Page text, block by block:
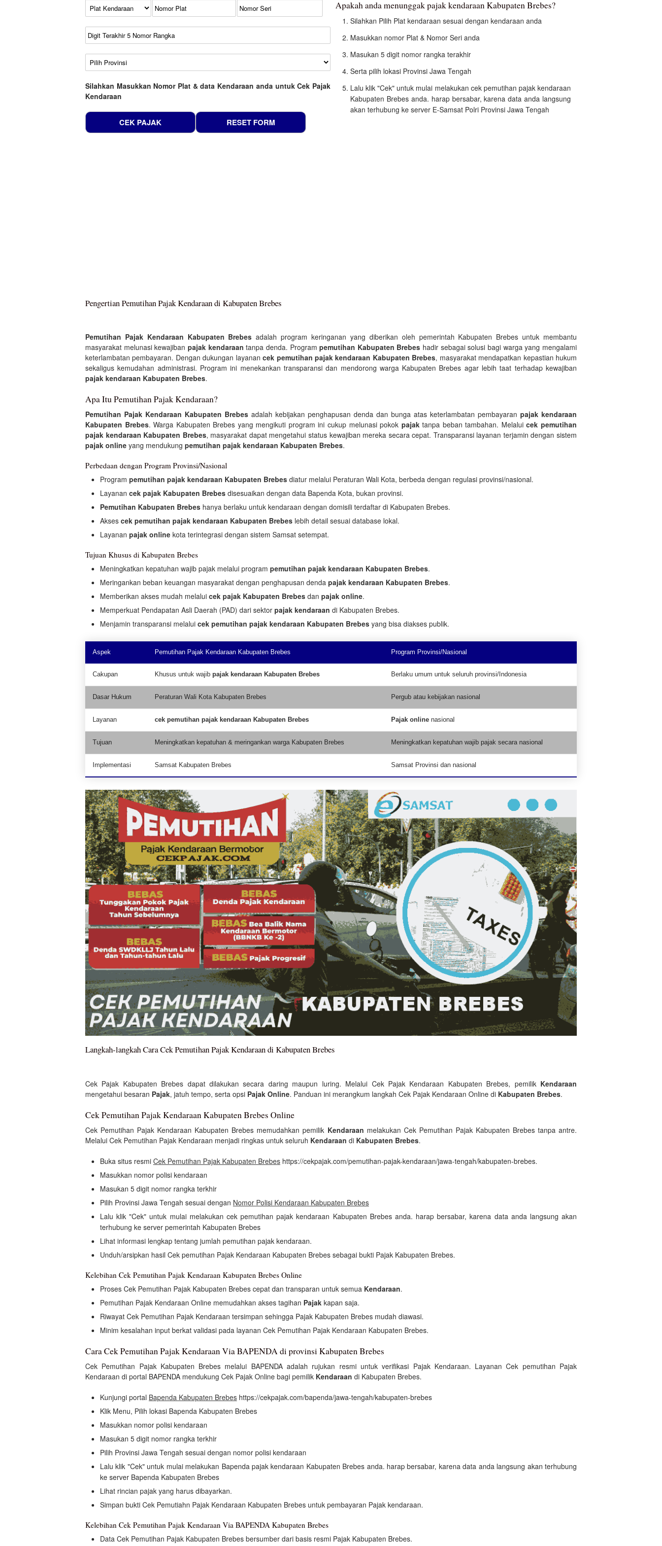
Kode Plat Kendaraan
No Plat
No Seri
No Rangka
Wilayah
Silahkan Masukkan Nomor Plat & data Kendaraan anda untuk Cek Pajak
Kendaraan
Apakah anda menunggak pajak kendaraan Kabupaten Brebes?
Silahkan Pilih Plat kendaraan sesuai dengan kendaraan anda
Masukkan nomor Plat & Nomor Seri anda
Masukan 5 digit nomor rangka terakhir
Serta pilih lokasi Provinsi Jawa Tengah
Lalu klik "Cek" untuk mulai melakukan cek pemutihan pajak kendaraan
Kabupaten Brebes anda. harap bersabar, karena data anda langsung
akan terhubung ke server E-Samsat Polri Provinsi Jawa Tengah
Pengertian Pemutihan Pajak Kendaraan di Kabupaten Brebes
Pemutihan Pajak Kendaraan Kabupaten Brebes adalah program keringanan yang diberikan oleh pemerintah Kabupaten Brebes untuk membantu
masyarakat melunasi kewajiban pajak kendaraan tanpa denda. Programpemutihan Kabupaten Brebes hadir sebagai solusi bagi warga yang mengalami
keterlambatan pembayaran. Dengan dukungan layanancek pemutihan pajak kendaraan Kabupaten Brebes, masyarakat mendapatkan kepastian hukum
sekaligus kemudahan administrasi. Program ini menekankan transparansi dan mendorong warga Kabupaten Brebes agar lebih taat terhadap kewajiban
pajak kendaraan Kabupaten Brebes.
Apa Itu Pemutihan Pajak Kendaraan?
Pemutihan Pajak Kendaraan Kabupaten Brebes adalah kebijakan penghapusan denda dan bunga atas keterlambatan pembayaran pajak kendaraan
Kabupaten Brebes. Warga Kabupaten Brebes yang mengikuti program ini cukup melunasi pokok pajaktanpa beban tambahan. Melaluicek pemutihan
pajak kendaraan Kabupaten Brebes, masyarakat dapat mengetahui status kewajiban mereka secara cepat. Transparansi layanan terjamin dengan sistem
pajak online yang mendukung pemutihan pajak kendaraan Kabupaten Brebes.
Perbedaan dengan Program Provinsi/Nasional
Program pemutihan pajak kendaraan Kabupaten Brebes diatur melalui Peraturan Wali Kota, berbeda dengan regulasi provinsi/nasional.
Layanan cek pajak Kabupaten Brebes disesuaikan dengan data Bapenda Kota, bukan provinsi.
Pemutihan Kabupaten Brebes hanya berlaku untuk kendaraan dengan domisili terdaftar di Kabupaten Brebes.
Akses cek pemutihan pajak kendaraan Kabupaten Brebes lebih detail sesuai database lokal.
Layanan pajak online kota terintegrasi dengan sistem Samsat setempat.
Tujuan Khusus di Kabupaten Brebes
Meningkatkan kepatuhan wajib pajak melalui program pemutihan pajak kendaraan Kabupaten Brebes.
Meringankan beban keuangan masyarakat dengan penghapusan denda pajak kendaraan Kabupaten Brebes.
Memberikan akses mudah melalui cek pajak Kabupaten Brebes dan pajak online.
Memperkuat Pendapatan Asli Daerah (PAD) dari sektor pajak kendaraan di Kabupaten Brebes.
Menjamin transparansi melalui cek pemutihan pajak kendaraan Kabupaten Brebes yang bisa diakses publik.
Aspek Pemutihan Pajak Kendaraan Kabupaten Brebes Program Provinsi/Nasional
Cakupan Khusus untuk wajib pajak kendaraan Kabupaten Brebes Berlaku umum untuk seluruh provinsi/Indonesia
Dasar Hukum Peraturan Wali Kota Kabupaten Brebes Pergub atau kebijakan nasional
Layanan cek pemutihan pajak kendaraan Kabupaten Brebes Pajak online nasional
Tujuan Meningkatkan kepatuhan & meringankan warga Kabupaten Brebes Meningkatkan kepatuhan wajib pajak secara nasional
Implementasi Samsat Kabupaten Brebes Samsat Provinsi dan nasional
Langkah-langkah Cara Cek Pemutihan Pajak Kendaraan di Kabupaten Brebes
Cek Pajak Kabupaten Brebes dapat dilakukan secara daring maupun luring. Melalui Cek Pajak Kendaraan Kabupaten Brebes, pemilik Kendaraan
mengetahui besaran Pajak, jatuh tempo, serta opsi Pajak Online. Panduan ini merangkum langkah Cek Pajak Kendaraan Online di Kabupaten Brebes.
Cek Pemutihan Pajak Kendaraan Kabupaten Brebes Online
Cek Pemutihan Pajak Kendaraan Kabupaten Brebes memudahkan pemilik Kendaraan melakukan Cek Pemutihan Pajak Kabupaten Brebes tanpa antre.
Melalui Cek Pemutihan Pajak Kendaraan menjadi ringkas untuk seluruh Kendaraan di Kabupaten Brebes.
Buka situs resmi Cek Pemutihan Pajak Kabupaten Brebes https://cekpajak.com/pemutihan-pajak-kendaraan/jawa-tengah/kabupaten-brebes.
Masukkan nomor polisi kendaraan
Masukan 5 digit nomor rangka terkhir
Pilih Provinsi Jawa Tengah sesuai dengan Nomor Polisi Kendaraan Kabupaten Brebes
Lalu klik "Cek" untuk mulai melakukan cek pemutihan pajak kendaraan Kabupaten Brebes anda. harap bersabar, karena data anda langsung akan
terhubung ke server pemerintah Kabupaten Brebes
Lihat informasi lengkap tentang jumlah pemutihan pajak kendaraan.
Unduh/arsipkan hasil Cek pemutihan Pajak Kendaraan Kabupaten Brebes sebagai bukti Pajak Kabupaten Brebes.
Kelebihan Cek Pemutihan Pajak Kendaraan Kabupaten Brebes Online
Proses Cek Pemutihan Pajak Kabupaten Brebes cepat dan transparan untuk semua Kendaraan.
Pemutihan Pajak Kendaraan Online memudahkan akses tagihan Pajak kapan saja.
Riwayat Cek Pemutihan Pajak Kendaraan tersimpan sehingga Pajak Kabupaten Brebes mudah diawasi.
Minim kesalahan input berkat validasi pada layanan Cek Pemutihan Pajak Kendaraan Kabupaten Brebes.
Cara Cek Pemutihan Pajak Kendaraan Via BAPENDA di provinsi Kabupaten Brebes
Cek Pemutihan Pajak Kabupaten Brebes melalui BAPENDA adalah rujukan resmi untuk verifikasi Pajak Kendaraan. Layanan Cek pemutihan Pajak
Kendaraan di portal BAPENDA mendukung Cek Pajak Online bagi pemilik Kendaraan di Kabupaten Brebes.
Kunjungi portal Bapenda Kabupaten Brebes https://cekpajak.com/bapenda/jawa-tengah/kabupaten-brebes
Klik Menu, Pilih lokasi Bapenda Kabupaten Brebes
Masukkan nomor polisi kendaraan
Masukan 5 digit nomor rangka terkhir
Pilih Provinsi Jawa Tengah sesuai dengan nomor polisi kendaraan
Lalu klik "Cek" untuk mulai melakukan Bapenda pajak kendaraan Kabupaten Brebes anda. harap bersabar, karena data anda langsung akan terhubung
ke server Bapenda Kabupaten Brebes
Lihat rincian pajak yang harus dibayarkan.
Simpan bukti Cek Pemutiahn Pajak Kendaraan Kabupaten Brebes untuk pembayaran Pajak kendaraan.
Kelebihan Cek Pemutihan Pajak Kendaraan Via BAPENDA Kabupaten Brebes
Data Cek Pemutihan Pajak Kabupaten Brebes bersumber dari basis resmi Pajak Kabupaten Brebes.